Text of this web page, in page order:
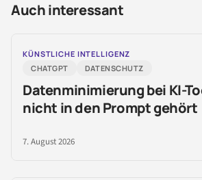
Auch interessant
KÜNSTLICHE INTELLIGENZ
CHATGPT
DATENSCHUTZ
Datenminimierung bei KI-
nicht in den Prompt gehört
7. August 2026